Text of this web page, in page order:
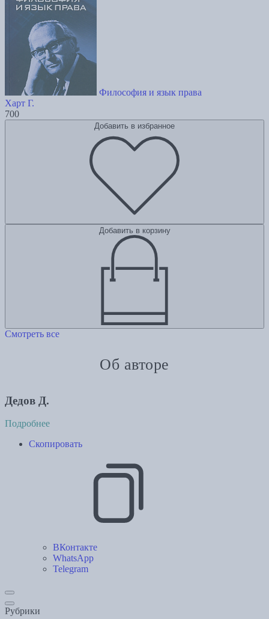
Философия и язык права
Харт Г.
700
Добавить в избранное
Добавить в корзину
Смотреть все
Об авторе
Дедов Д.
Подробнее
Скопировать
ВКонтакте
WhatsApp
Telegram
Рубрики